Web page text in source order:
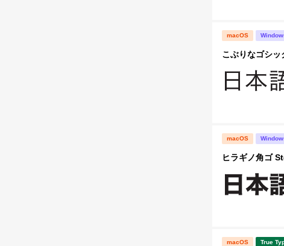
macOS
こぶりなゴシ
macOS
ヒラギノ角ゴ
macOS True